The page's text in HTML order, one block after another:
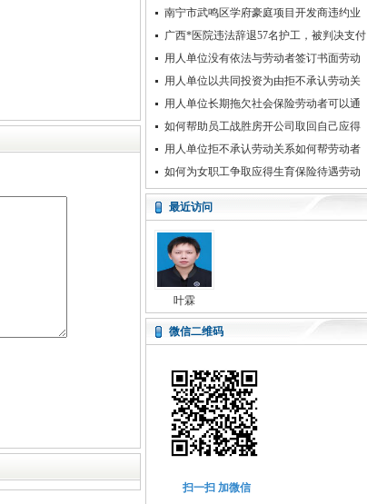
南宁市武鸣区学府豪庭项目开发商违约业
主打官司解除合同拿回购房款
广西*医院违法辞退57名护工，被判决支付
违法解除劳动关系赔偿金、经济补偿金、拖
欠工
用人单位没有依法与劳动者签订书面劳动
合同应当支付双倍工资
用人单位以共同投资为由拒不承认劳动关
系，劳动者应如何取回自己应得的工资
用人单位长期拖欠社会保险劳动者可以通
过几个行为拿到补偿金失业金损失
如何帮助员工战胜房开公司取回自己应得
的血汗钱
用人单位拒不承认劳动关系如何帮劳动者
取回工伤医疗费等14万元
如何为女职工争取应得生育保险待遇劳动
争议案件
最近访问
叶霖
微信二维码
扫一扫 加微信